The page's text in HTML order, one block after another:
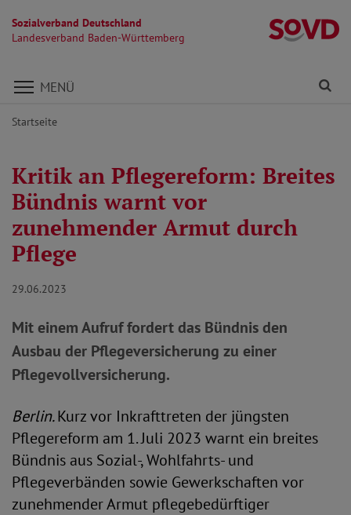
Sozialverband Deutschland
Landesverband Baden-Württemberg
Direkt zu den Inhalten springen
MENÜ
Startseite
Kritik an Pflegereform: Breites
Bündnis warnt vor
zunehmender Armut durch
Pflege
29.06.2023
Mit einem Aufruf fordert das Bündnis den
Ausbau der Pflegeversicherung zu einer
Pflegevollversicherung.
Berlin.Kurz vor Inkrafttreten der jüngsten
Pflegereform am 1. Juli 2023 warnt ein breites
Bündnis aus Sozial-, Wohlfahrts- und
Pflegeverbänden sowie Gewerkschaften vor
zunehmender Armut pflegebedürftiger